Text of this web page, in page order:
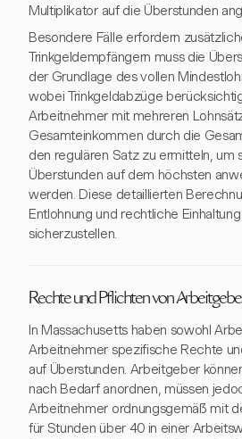
Multiplikator auf die Überstunden
Besondere Fälle erfordern
Trinkgeldempfängern muss die
der Grundlage des vollen
wobei Trinkgeldabzüge
Arbeitnehmer mit mehreren
Gesamteinkommen durch die
den regulären Satz zu ermitteln, um
Überstunden auf dem höchsten
werden. Diese detaillierten
Entlohnung und rechtliche
sicherzustellen.
Rechte und Pflichten von
In Massachusetts haben sowohl
Arbeitnehmer spezifische Rechte
auf Überstunden. Arbeitgeber
nach Bedarf anordnen, müssen
Arbeitnehmer ordnungsgemäß mit
für Stunden über 40 in einer